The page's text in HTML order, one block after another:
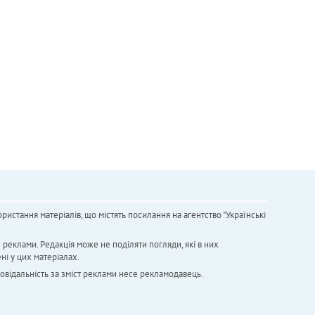
матеріалів, що містять посилання на агентство "Українськi
Редакція може не поділяти погляди, які в них
у цих матеріалах.
за зміст реклами несе рекламодавець.